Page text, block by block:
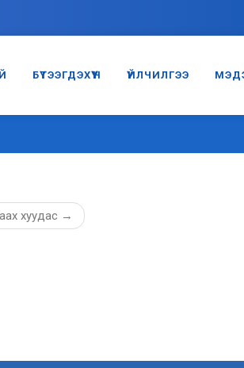
БҮТЭЭГДЭХҮҮН ҮЙЛЧИЛГЭЭ
хуудас →